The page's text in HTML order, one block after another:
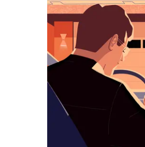
закрыть
календарь,
нажмите
Esc.